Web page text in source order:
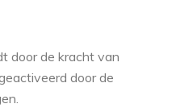
door de kracht van
door de